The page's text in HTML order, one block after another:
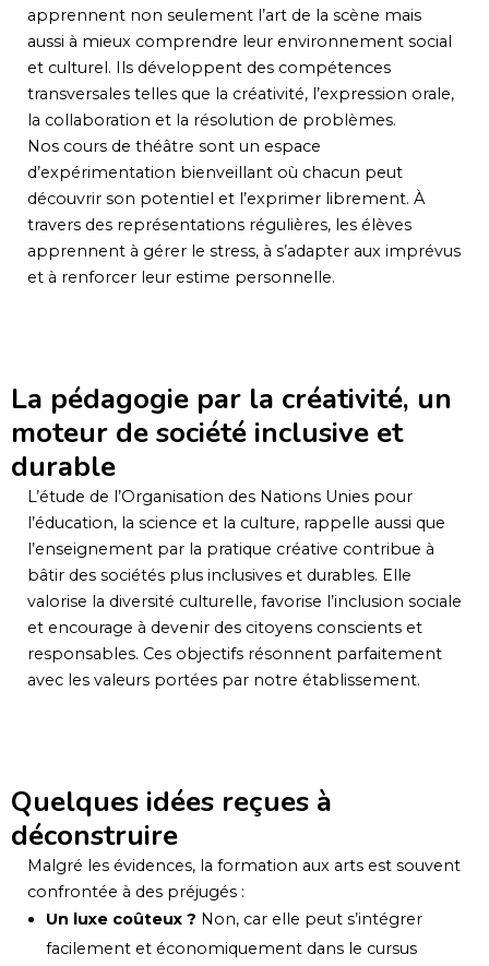
apprennent non seulement l’art de la scène mais
aussi à mieux comprendre leur environnement social
et culturel. Ils développent des compétences
transversales telles que la créativité, l’expression orale,
la collaboration et la résolution de problèmes.
Nos cours de théâtre sont un espace
d’expérimentation bienveillant où chacun peut
découvrir son potentiel et l’exprimer librement. À
travers des représentations régulières, les élèves
apprennent à gérer le stress, à s’adapter aux imprévus
et à renforcer leur estime personnelle.
La pédagogie par la créativité, un
moteur de société inclusive et
durable
L’étude de l’Organisation des Nations Unies pour
l’éducation, la science et la culture, rappelle aussi que
l’enseignement par la pratique créative contribue à
bâtir des sociétés plus inclusives et durables. Elle
valorise la diversité culturelle, favorise l’inclusion sociale
et encourage à devenir des citoyens conscients et
responsables. Ces objectifs résonnent parfaitement
avec les valeurs portées par notre établissement.
Quelques idées reçues à
déconstruire
Malgré les évidences, la formation aux arts est souvent
confrontée à des préjugés :
Un luxe coûteux ? Non, car elle peut s’intégrer
facilement et économiquement dans le cursus